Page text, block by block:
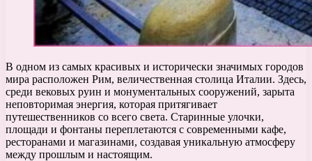
В одном из самых красивых и исторически значимых городов
мира расположен Рим, величественная столица Италии. Здесь,
среди вековых руин и монументальных сооружений, зарыта
неповторимая энергия, которая притягивает
путешественников со всего света. Старинные улочки,
площади и фонтаны переплетаются с современными кафе,
ресторанами и магазинами, создавая уникальную атмосферу
между прошлым и настоящим.